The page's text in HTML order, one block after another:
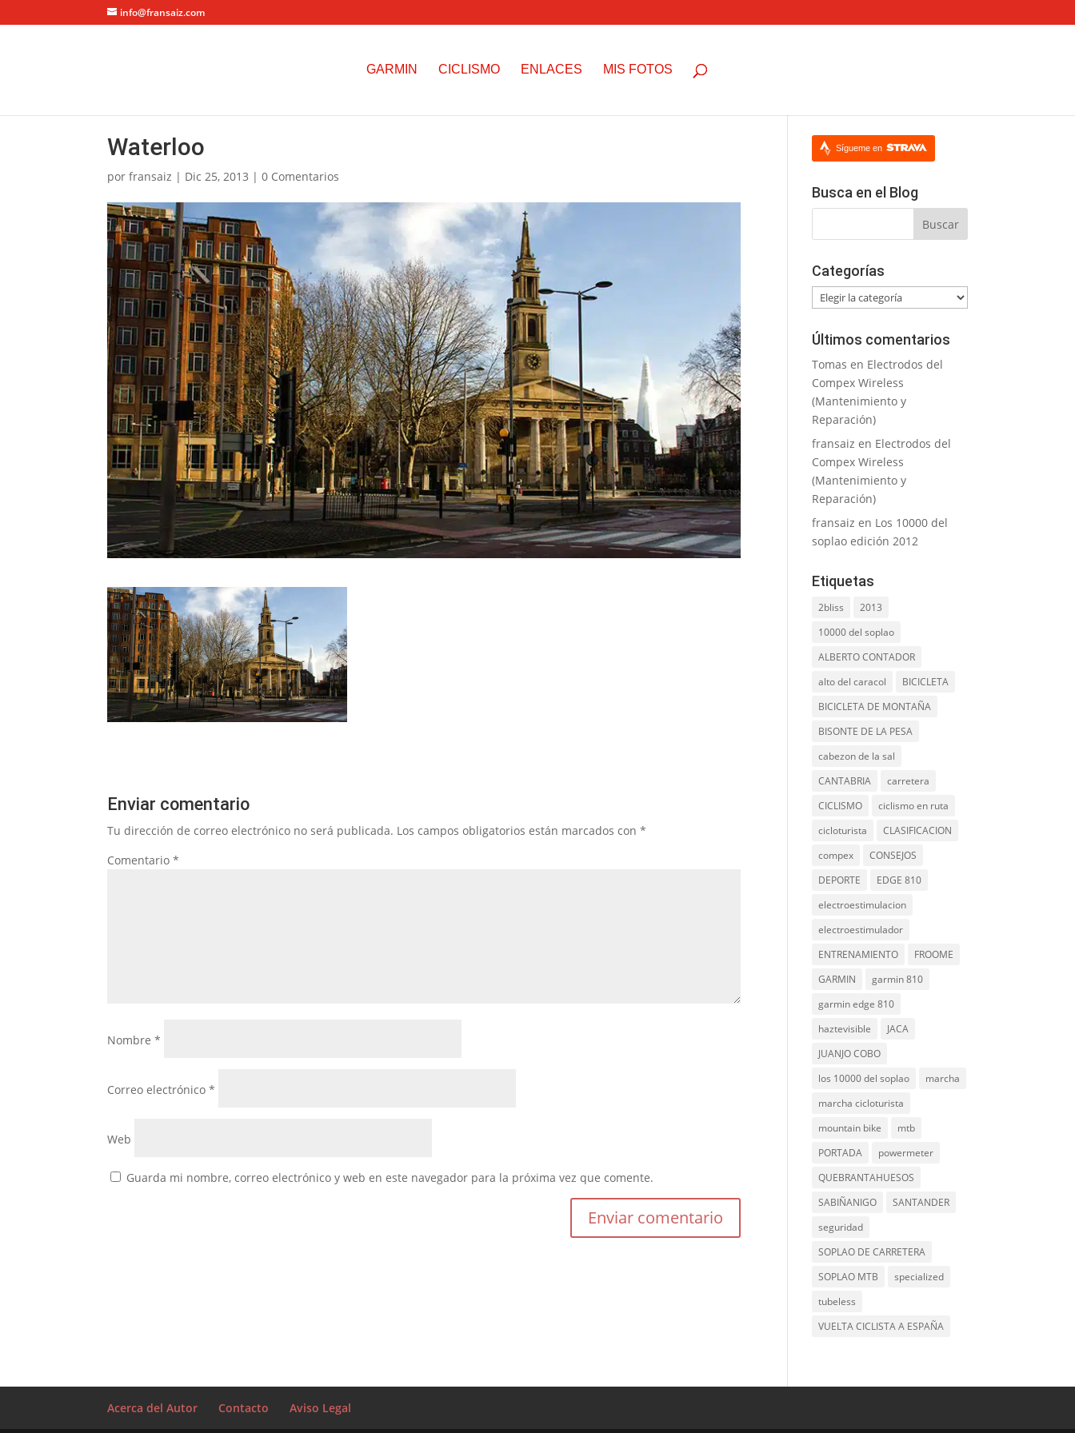
info@fransaiz.com
GARMIN CICLISMO ENLACES MIS FOTOS
Waterloo
porfransaiz | Dic 25, 2013 |0 Comentarios
Enviar comentario
Tu dirección de correo electrónico no será publicada. Los campos obligatorios están marcados con*
Comentario*
Nombre*
Correo electrónico*
Web
Guarda mi nombre, correo electrónico y web en este navegador para la próxima vez que comente.
Sígueme en
Busca en el Blog
Categorías
Categorías
Últimos comentarios
Tomas en Electrodos del
Compex Wireless
(Mantenimiento y
Reparación)
fransaiz en Electrodos del
Compex Wireless
(Mantenimiento y
Reparación)
fransaiz en Los 10000 del
soplao edición 2012
Etiquetas
2bliss
2013
10000 del soplao
ALBERTO CONTADOR
alto del caracol
BICICLETA
BICICLETA DE MONTAÑA
BISONTE DE LA PESA
cabezon de la sal
CANTABRIA
carretera
CICLISMO
ciclismo en ruta
cicloturista
CLASIFICACION
compex
CONSEJOS
DEPORTE
EDGE 810
electroestimulacion
electroestimulador
ENTRENAMIENTO
FROOME
GARMIN
garmin 810
garmin edge 810
haztevisible
JACA
JUANJO COBO
los 10000 del soplao
marcha
marcha cicloturista
mountain bike
mtb
PORTADA
powermeter
QUEBRANTAHUESOS
SABIÑANIGO
SANTANDER
seguridad
SOPLAO DE CARRETERA
SOPLAO MTB
specialized
tubeless
VUELTA CICLISTA A ESPAÑA
Acerca del Autor Contacto Aviso Legal